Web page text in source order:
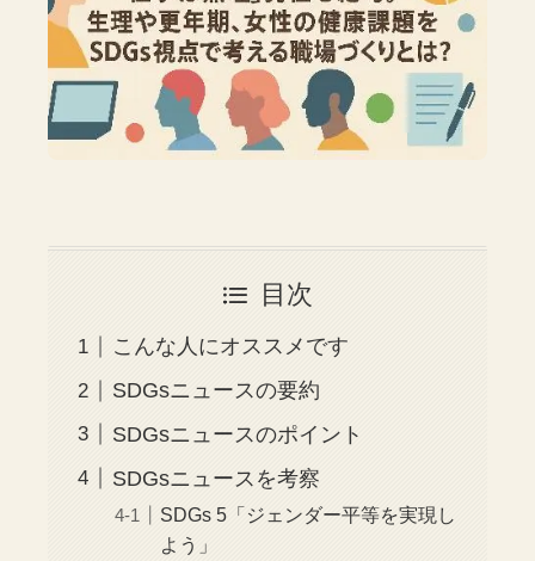
目次
こんな人にオススメです
SDGsニュースの要約
SDGsニュースのポイント
SDGsニュースを考察
SDGs 5「ジェンダー平等を実現し
よう」